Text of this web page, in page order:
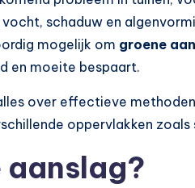
schaduw en
mogelijk om groene
en moeite bespaart.
over effectieve
oppervlakken
aanslag?